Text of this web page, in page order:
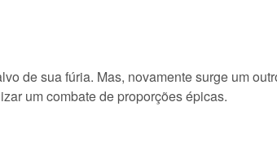
de sua fúria. Mas, novamente surge um
um combate de proporções épicas.